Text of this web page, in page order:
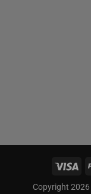
Copyright 2026